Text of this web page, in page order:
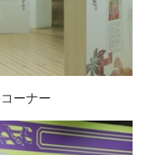
ーナー